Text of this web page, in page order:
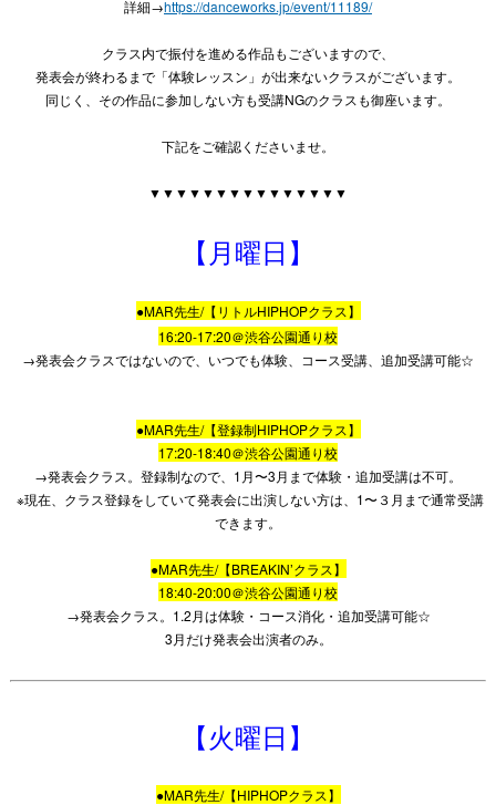
詳細→https://danceworks.jp/event/11189/
クラス内で振付を進める作品もございますので、
発表会が終わるまで「体験レッスン」が出来ないクラスがございます。
同じく、その作品に参加しない方も受講NGのクラスも御座います。
下記をご確認くださいませ。
▼▼▼▼▼▼▼▼▼▼▼▼▼▼▼
【月曜日】
●MAR先生/【リトルHIPHOPクラス】
16:20-17:20＠渋谷公園通り校
→発表会クラスではないので、いつでも体験、コース受講、追加受講可能☆
●MAR先生/【登録制HIPHOPクラス】
17:20-18:40＠渋谷公園通り校
→発表会クラス。登録制なので、1月〜3月まで体験・追加受講は不可。
※現在、クラス登録をしていて発表会に出演しない方は、1〜３月まで通常受講
できます。
●MAR先生/【BREAKIN’クラス】
18:40-20:00＠渋谷公園通り校
→発表会クラス。1.2月は体験・コース消化・追加受講可能☆
3月だけ発表会出演者のみ。
【火曜日】
●MAR先生/【HIPHOPクラス】